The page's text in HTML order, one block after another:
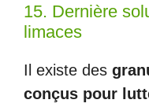
15. Dernière
limaces
Il existe des
conçus pour